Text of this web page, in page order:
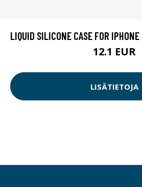
LIQUID SILICONE CASE FOR
12.1 EUR
LISÄTIETOJA